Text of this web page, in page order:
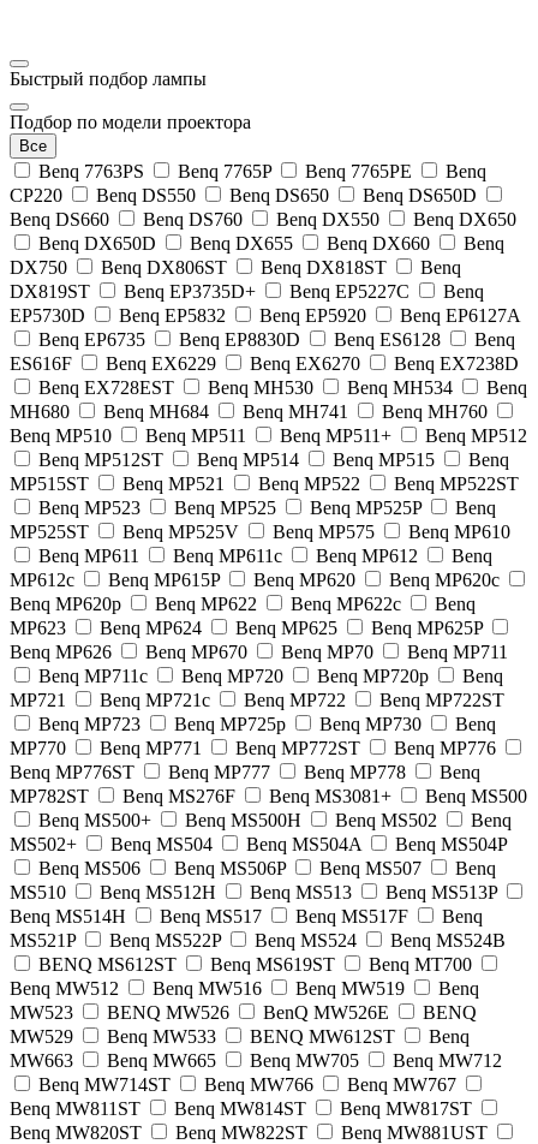
Быстрый подбор лампы
Подбор по модели проектора
Все
Benq 7763PS Benq 7765P Benq 7765PE
Benq
CP220
Benq DS550 Benq DS650
Benq DS650D
Benq DS660
Benq DS760 Benq DX550
Benq DX650
Benq DX650D
Benq DX655 Benq DX660
Benq
DX750
Benq DX806ST Benq DX818ST
Benq
DX819ST
Benq EP3735D+ Benq EP5227C
Benq
EP5730D
Benq EP5832 Benq EP5920
Benq EP6127A
Benq EP6735
Benq EP8830D Benq ES6128
Benq
ES616F
Benq EX6229 Benq EX6270
Benq EX7238D
Benq EX728EST
Benq MH530 Benq MH534
Benq
MH680
Benq MH684 Benq MH741
Benq MH760
Benq MP510
Benq MP511 Benq MP511+
Benq MP512
Benq MP512ST
Benq MP514 Benq MP515
Benq
MP515ST
Benq MP521 Benq MP522
Benq MP522ST
Benq MP523
Benq MP525 Benq MP525P
Benq
MP525ST
Benq MP525V Benq MP575
Benq MP610
Benq MP611
Benq MP611c Benq MP612
Benq
MP612c
Benq MP615P Benq MP620
Benq MP620c
Benq MP620p
Benq MP622 Benq MP622c
Benq
MP623
Benq MP624 Benq MP625
Benq MP625P
Benq MP626
Benq MP670 Benq MP70
Benq MP711
Benq MP711c
Benq MP720 Benq MP720p
Benq
MP721
Benq MP721c Benq MP722
Benq MP722ST
Benq MP723
Benq MP725p Benq MP730
Benq
MP770
Benq MP771 Benq MP772ST
Benq MP776
Benq MP776ST
Benq MP777 Benq MP778
Benq
MP782ST
Benq MS276F Benq MS3081+
Benq MS500
Benq MS500+
Benq MS500H Benq MS502
Benq
MS502+
Benq MS504 Benq MS504A
Benq MS504P
Benq MS506
Benq MS506P Benq MS507
Benq
MS510
Benq MS512H Benq MS513
Benq MS513P
Benq MS514H
Benq MS517 Benq MS517F
Benq
MS521P
Benq MS522P Benq MS524
Benq MS524B
BENQ MS612ST
Benq MS619ST
Benq MT700
Benq MW512
Benq MW516 Benq MW519
Benq
MW523
BENQ MW526 BenQ MW526E
BENQ
MW529
Benq MW533 BENQ MW612ST
Benq
MW663
Benq MW665 Benq MW705
Benq MW712
Benq MW714ST
Benq MW766
Benq MW767
Benq MW811ST
Benq MW814ST
Benq MW817ST
Benq MW820ST
Benq MW822ST
Benq MW881UST